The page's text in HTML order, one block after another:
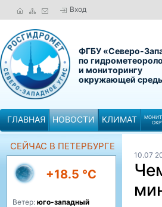
Вход
ФГБУ «Северо-
по
и мониторингу
окружающей
ГЛАВНАЯ НОВОСТИ КЛИМАТ
СЕЙЧАС В ПЕТЕРБУРГЕ
+18.5 °C
Ветер: юго-западный
10.07